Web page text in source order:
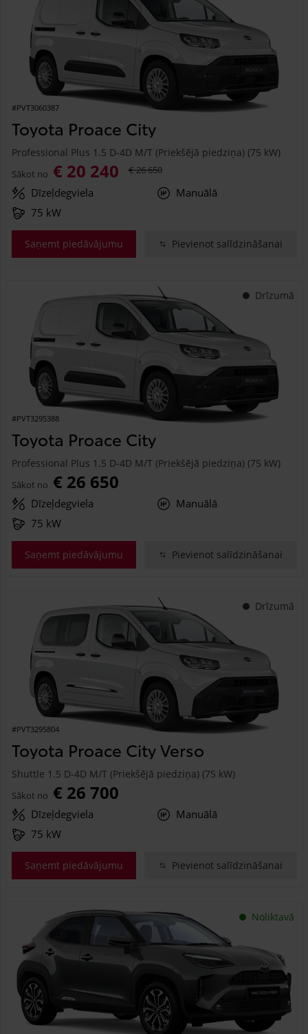
#PVT3060387
Toyota Proace City
Professional Plus 1.5 D-4D M/T (Priekšējā piedziņa) (75 kW)
Sākot no € 20 240 € 26 650
Dīzeļdegviela
Manuālā
75 kW
Saņemt piedāvājumu Pievienot salīdzināšanai
Drīzumā
#PVT3295388
Toyota Proace City
Professional Plus 1.5 D-4D M/T (Priekšējā piedziņa) (75 kW)
Sākot no € 26 650
Dīzeļdegviela
Manuālā
75 kW
Saņemt piedāvājumu Pievienot salīdzināšanai
Drīzumā
#PVT3295804
Toyota Proace City Verso
Shuttle 1.5 D-4D M/T (Priekšējā piedziņa) (75 kW)
Sākot no € 26 700
Dīzeļdegviela
Manuālā
75 kW
Saņemt piedāvājumu Pievienot salīdzināšanai
Noliktavā